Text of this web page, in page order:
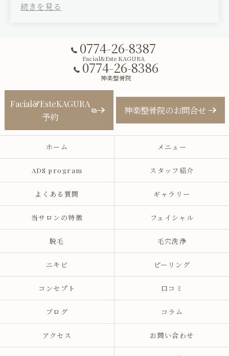
どのコースもよかったので どれが一番いいかは選
いますのでよろしくお願いします。
(Translated by Google)
It's been a year since I started receiving
treatments here. I get a recommended course
based on the condition of my skin that day.
All of the courses have been great, so I can't
choose which one is the best, but I'm always
haven't tried yet, so I look forward to seeing you
0774-26-8387
Facial&Este KAGURA
0774-26-8386
神楽整骨院
Facial&EsteKAGURA
予約
神楽整骨院のお問合せ
ホーム メニュー
ADS program スタッフ紹介
よくある質問 ギャラリー
当サロンの特徴 フェイシャル
脱毛 毛穴洗浄
ニキビ ピーリング
コンセプト 口コミ
ブログ コラム
アクセス お問い合わせ